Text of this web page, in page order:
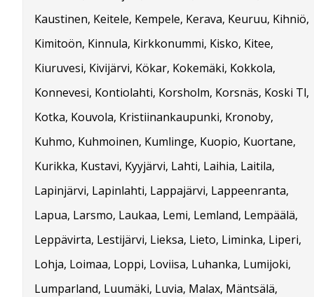
Kaustinen, Keitele, Kempele, Kerava, Keuruu, Kihniö,
Kimitoön, Kinnula, Kirkkonummi, Kisko, Kitee,
Kiuruvesi, Kivijärvi, Kökar, Kokemäki, Kokkola,
Konnevesi, Kontiolahti, Korsholm, Korsnäs, Koski Tl,
Kotka, Kouvola, Kristiinankaupunki, Kronoby,
Kuhmo, Kuhmoinen, Kumlinge, Kuopio, Kuortane,
Kurikka, Kustavi, Kyyjärvi, Lahti, Laihia, Laitila,
Lapinjärvi, Lapinlahti, Lappajärvi, Lappeenranta,
Lapua, Larsmo, Laukaa, Lemi, Lemland, Lempäälä,
Leppävirta, Lestijärvi, Lieksa, Lieto, Liminka, Liperi,
Lohja, Loimaa, Loppi, Loviisa, Luhanka, Lumijoki,
Lumparland, Luumäki, Luvia, Malax, Mäntsälä,